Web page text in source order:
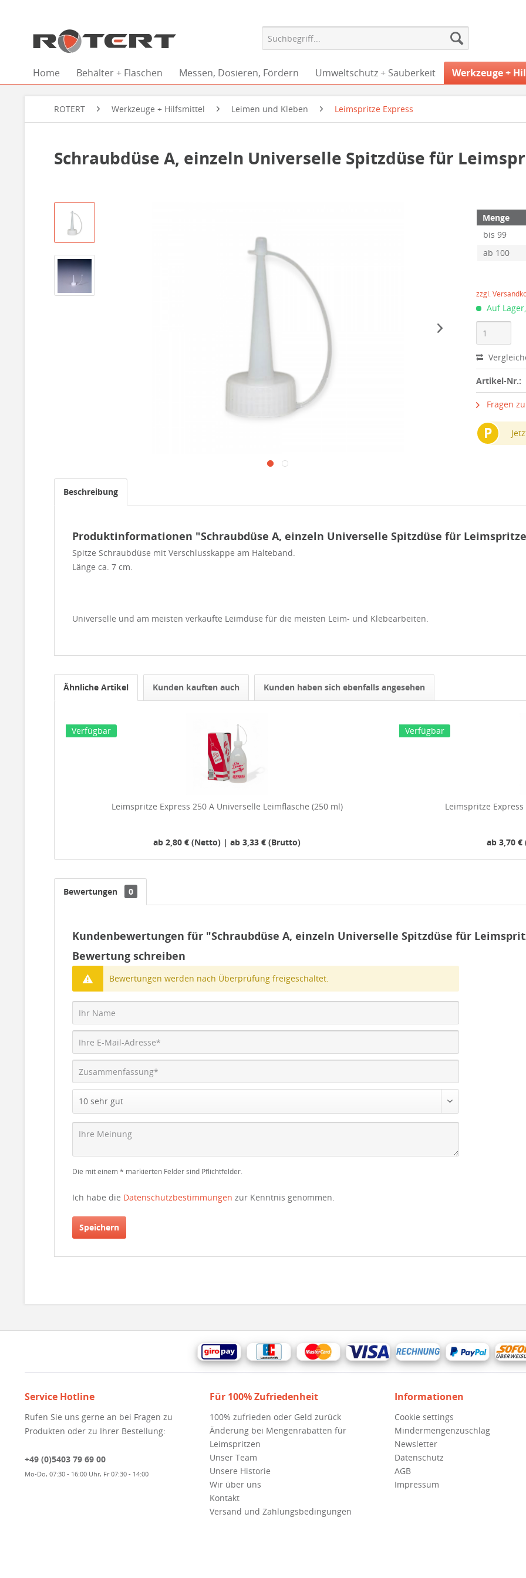
Home Behälter + Flaschen Messen, Dosieren, Fördern Umweltschutz + Sauberkeit Werkzeuge +
ROTERT Werkzeuge + Hilfsmittel Leimen und Kleben Leimspritze Express
Schraubdüse A, einzeln Universelle Spitzdüse für
Menge
bis99
ab 100
zzgl.
Auf
Artikel-Nr.:
Fragen
P
Beschreibung
Produktinformationen "Schraubdüse A, einzeln Universelle Spitzdüse für
Spitze Schraubdüse mit Verschlusskappe am Halteband.
Länge ca. 7 cm.
Universelle und am meisten verkaufte Leimdüse für die meisten Leim- und Klebearbeiten.
Ähnliche Artikel Kunden kauften auch Kunden haben sich ebenfalls angesehen
Verfügbar
Leimspritze Express 250 A Universelle Leimflasche (250 ml)
ab 2,80 € (Netto) | ab 3,33 € (Brutto)
Verfügbar
Leimspritze
ab 3,70
Bewertungen 0
Kundenbewertungen für "Schraubdüse A, einzeln Universelle Spitzdüse für
Bewertung schreiben
Bewertungen werden nach Überprüfung freigeschaltet.
Die mit einem * markierten Felder sind Pflichtfelder.
Ich habe die Datenschutzbestimmungen zur Kenntnis genommen.
Speichern
Service Hotline
Rufen Sie uns gerne an bei Fragen zu
Produkten oder zu Ihrer Bestellung:
+49 (0)5403 79 69 00
Mo-Do, 07:30 - 16:00 Uhr, Fr 07:30 - 14:00
Für 100% Zufriedenheit
100% zufrieden oder Geld zurück
Änderung bei Mengenrabatten für
Leimspritzen
Unser Team
Unsere Historie
Wir über uns
Kontakt
Versand und Zahlungsbedingungen
Informationen
Cookie settings
Mindermengenzuschlag
Newsletter
Datenschutz
AGB
Impressum